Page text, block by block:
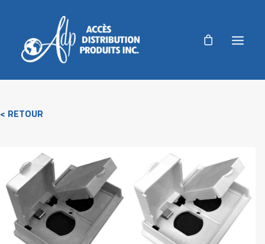
RÉALISATIONS
NOUVELLES
AUTORISATION DE RETOUR
ACCUEIL
< RETOUR